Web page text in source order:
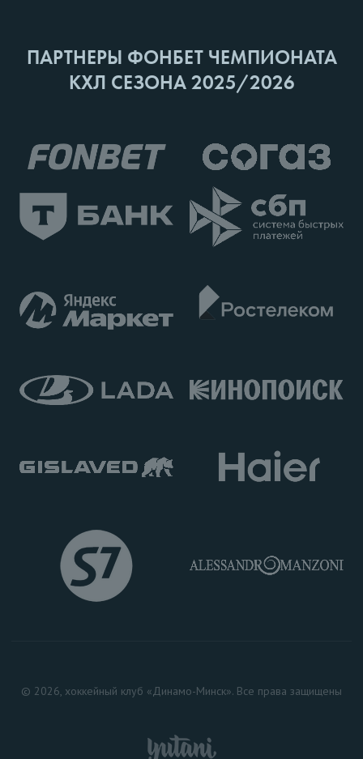
ПАРТНЕРЫ ФОНБЕТ ЧЕМПИОНАТА
КХЛ СЕЗОНА 2025/2026
© 2026, хоккейный клуб «Динамо-Минск». Все права защищены